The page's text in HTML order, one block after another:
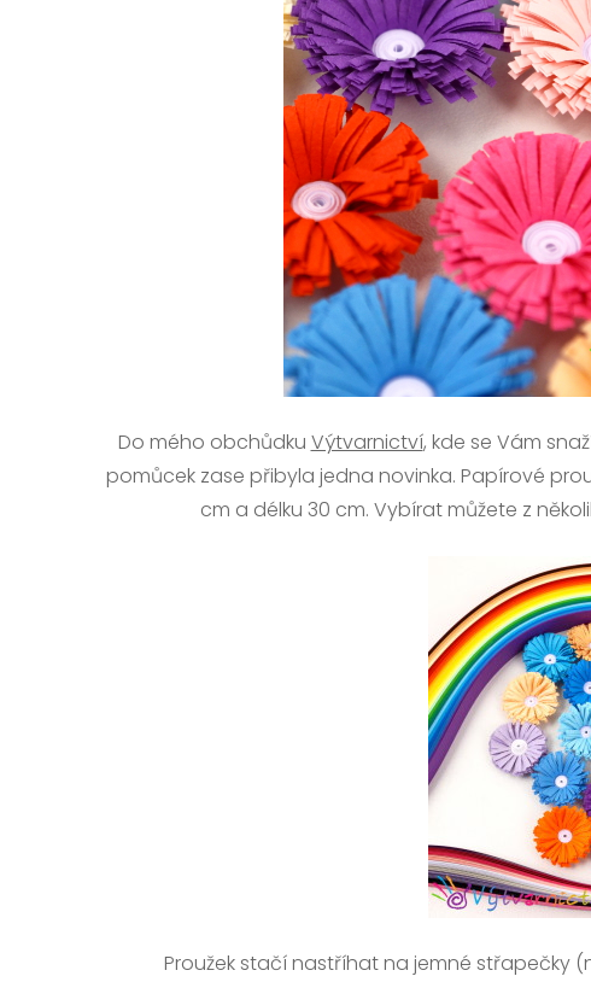
Do mého obchůdku Výtvarnictví, kde se Vám
pomůcek zase přibyla jedna novinka. Papírové
cm a délku 30 cm. Vybírat můžete z
Proužek stačí nastříhat na jemné střapečky